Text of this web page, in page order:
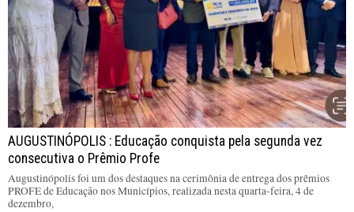
AUGUSTINÓPOLIS : Educação conquista pela segunda vez
consecutiva o Prêmio Profe
Augustinópolis foi um dos destaques na cerimônia de entrega dos prêmios
PROFE de Educação nos Municípios, realizada nesta quarta-feira, 4 de
dezembro,